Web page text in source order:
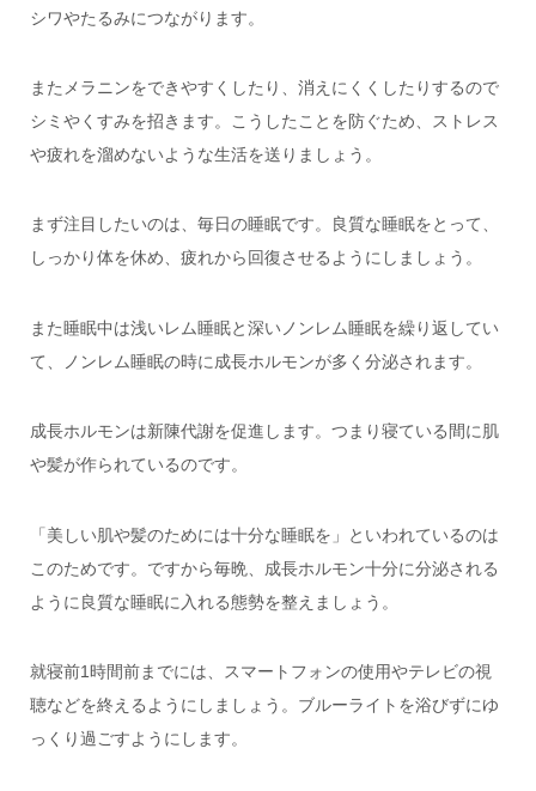
シワやたるみにつながります。
またメラニンをできやすくしたり、消えにくくしたりするので
シミやくすみを招きます。こうしたことを防ぐため、ストレス
や疲れを溜めないような生活を送りましょう。
まず注目したいのは、毎日の睡眠です。良質な睡眠をとって、
しっかり体を休め、疲れから回復させるようにしましょう。
また睡眠中は浅いレム睡眠と深いノンレム睡眠を繰り返してい
て、
ノンレム睡眠の時に成長ホルモンが多く分泌されます。
成長ホルモンは新陳代謝を促進します。つまり寝ている間に肌
や髪が作られているのです。
「美しい肌や髪のためには十分な睡眠を」といわれているのは
このためです。ですから毎晩、成長ホルモン十分に分泌される
ように良質な睡眠に入れる態勢を整えましょう。
就寝前1時間前までには、スマートフォンの使用やテレビの視
聴などを終えるようにしましょう。ブルーライトを浴びずにゆ
っくり過ごすようにします。